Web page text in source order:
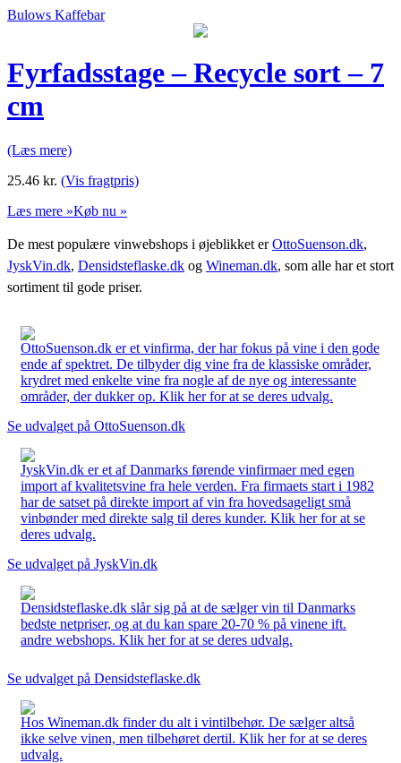
Bulows Kaffebar
Fyrfadsstage – Recycle sort – 7
cm
(Læs mere)
25.46 kr. (Vis fragtpris)
Læs mere »Køb nu »
De mest populære vinwebshops i øjeblikket erOttoSuenson.dk,
JyskVin.dk, Densidsteflaske.dk og Wineman.dk, som alle har et stort
sortiment til gode priser.
OttoSuenson.dk er et vinfirma, der har fokus på vine i den gode
ende af spektret. De tilbyder dig vine fra de klassiske områder,
krydret med enkelte vine fra nogle af de nye og interessante
områder, der dukker op. Klik her for at se deres udvalg.
Se udvalget på OttoSuenson.dk
JyskVin.dk er et af Danmarks førende vinfirmaer med egen
import af kvalitetsvine fra hele verden. Fra firmaets start i 1982
har de satset på direkte import af vin fra hovedsageligt små
vinbønder med direkte salg til deres kunder. Klik her for at se
deres udvalg.
Se udvalget på JyskVin.dk
Densidsteflaske.dk slår sig på at de sælger vin til Danmarks
bedste netpriser, og at du kan spare 20-70 % på vinene ift.
andre webshops. Klik her for at se deres udvalg.
Se udvalget på Densidsteflaske.dk
Hos Wineman.dk finder du alt i vintilbehør. De sælger altså
ikke selve vinen, men tilbehøret dertil. Klik her for at se deres
udvalg.